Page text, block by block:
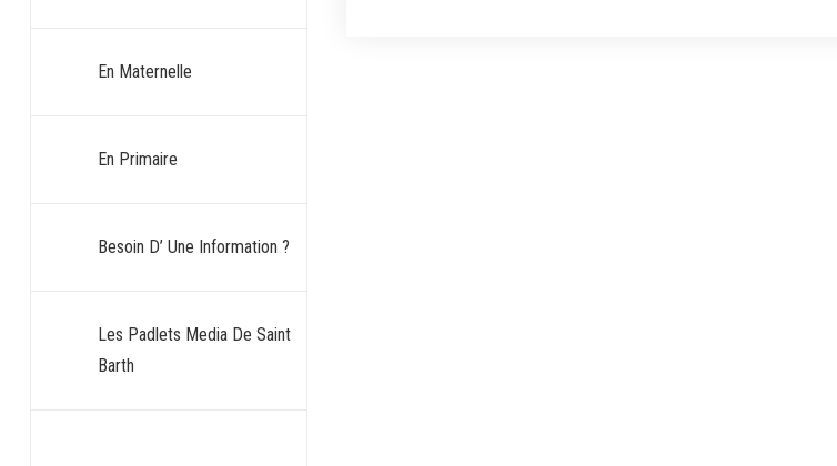
En Maternelle
En Primaire
Besoin D’ Une Information ?
Les Padlets Media De Saint
Barth